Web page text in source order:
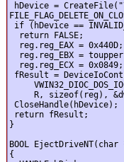
hDevice =
if (hDevice ==
  return FALSE;
  reg.reg_EAX = 0x440D;
reg.reg_EBX =
  reg.reg_ECX = 0x0849;
fResult =
R, sizeof(reg),
CloseHandle(hDevice);
return fResult;
}
BOOL
{